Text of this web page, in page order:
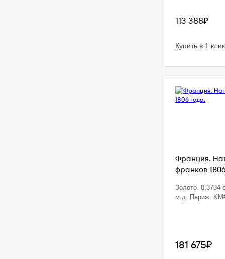
113 388₽
Купить в 1 клик
Франция.
франков
Золото. 0,3734
м.д. Париж.
181 675₽